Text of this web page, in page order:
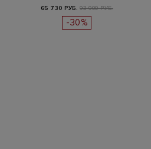
65 730 РУБ. 93 900 РУБ.
-30%